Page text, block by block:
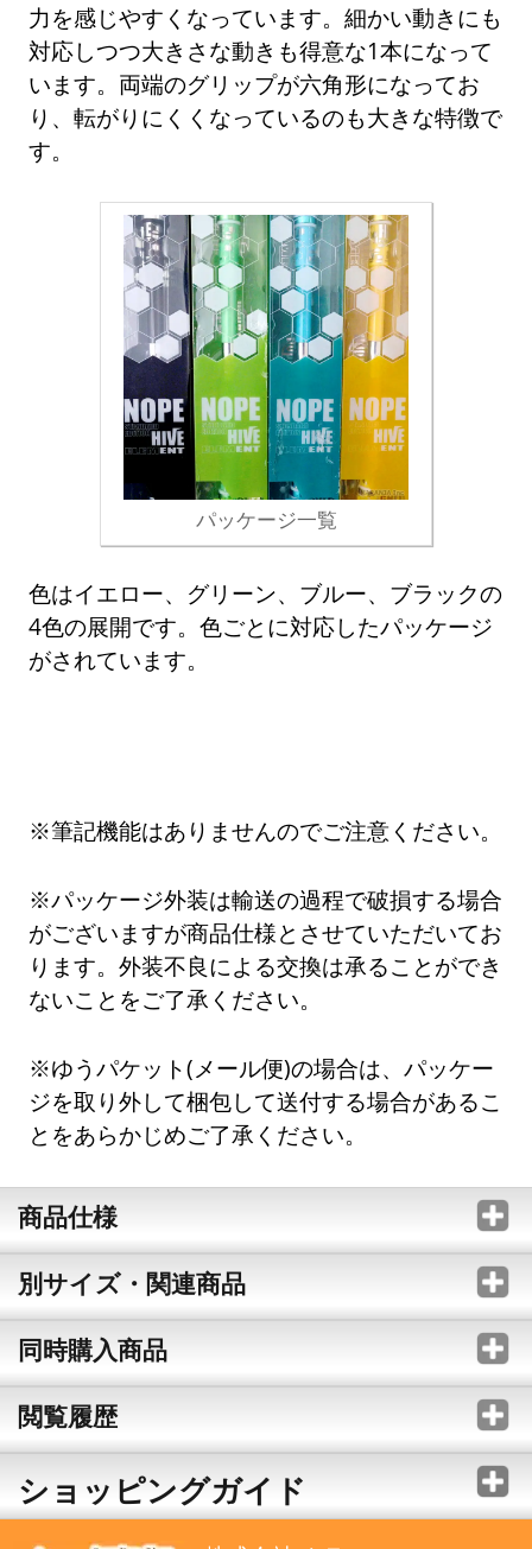
力を感じやすくなっています。細かい動きにも
対応しつつ大きさな動きも得意な1本になって
います。両端のグリップが六角形になってお
り、転がりにくくなっているのも大きな特徴で
す。
パッケージ一覧
色はイエロー、グリーン、ブルー、ブラックの
4色の展開です。色ごとに対応したパッケージ
がされています。
※筆記機能はありませんのでご注意ください。
※パッケージ外装は輸送の過程で破損する場合
がございますが商品仕様とさせていただいてお
ります。外装不良による交換は承ることができ
ないことをご了承ください。
※ゆうパケット(メール便)の場合は、パッケー
ジを取り外して梱包して送付する場合があるこ
とをあらかじめご了承ください。
商品仕様
別サイズ・関連商品
同時購入商品
閲覧履歴
ショッピングガイド